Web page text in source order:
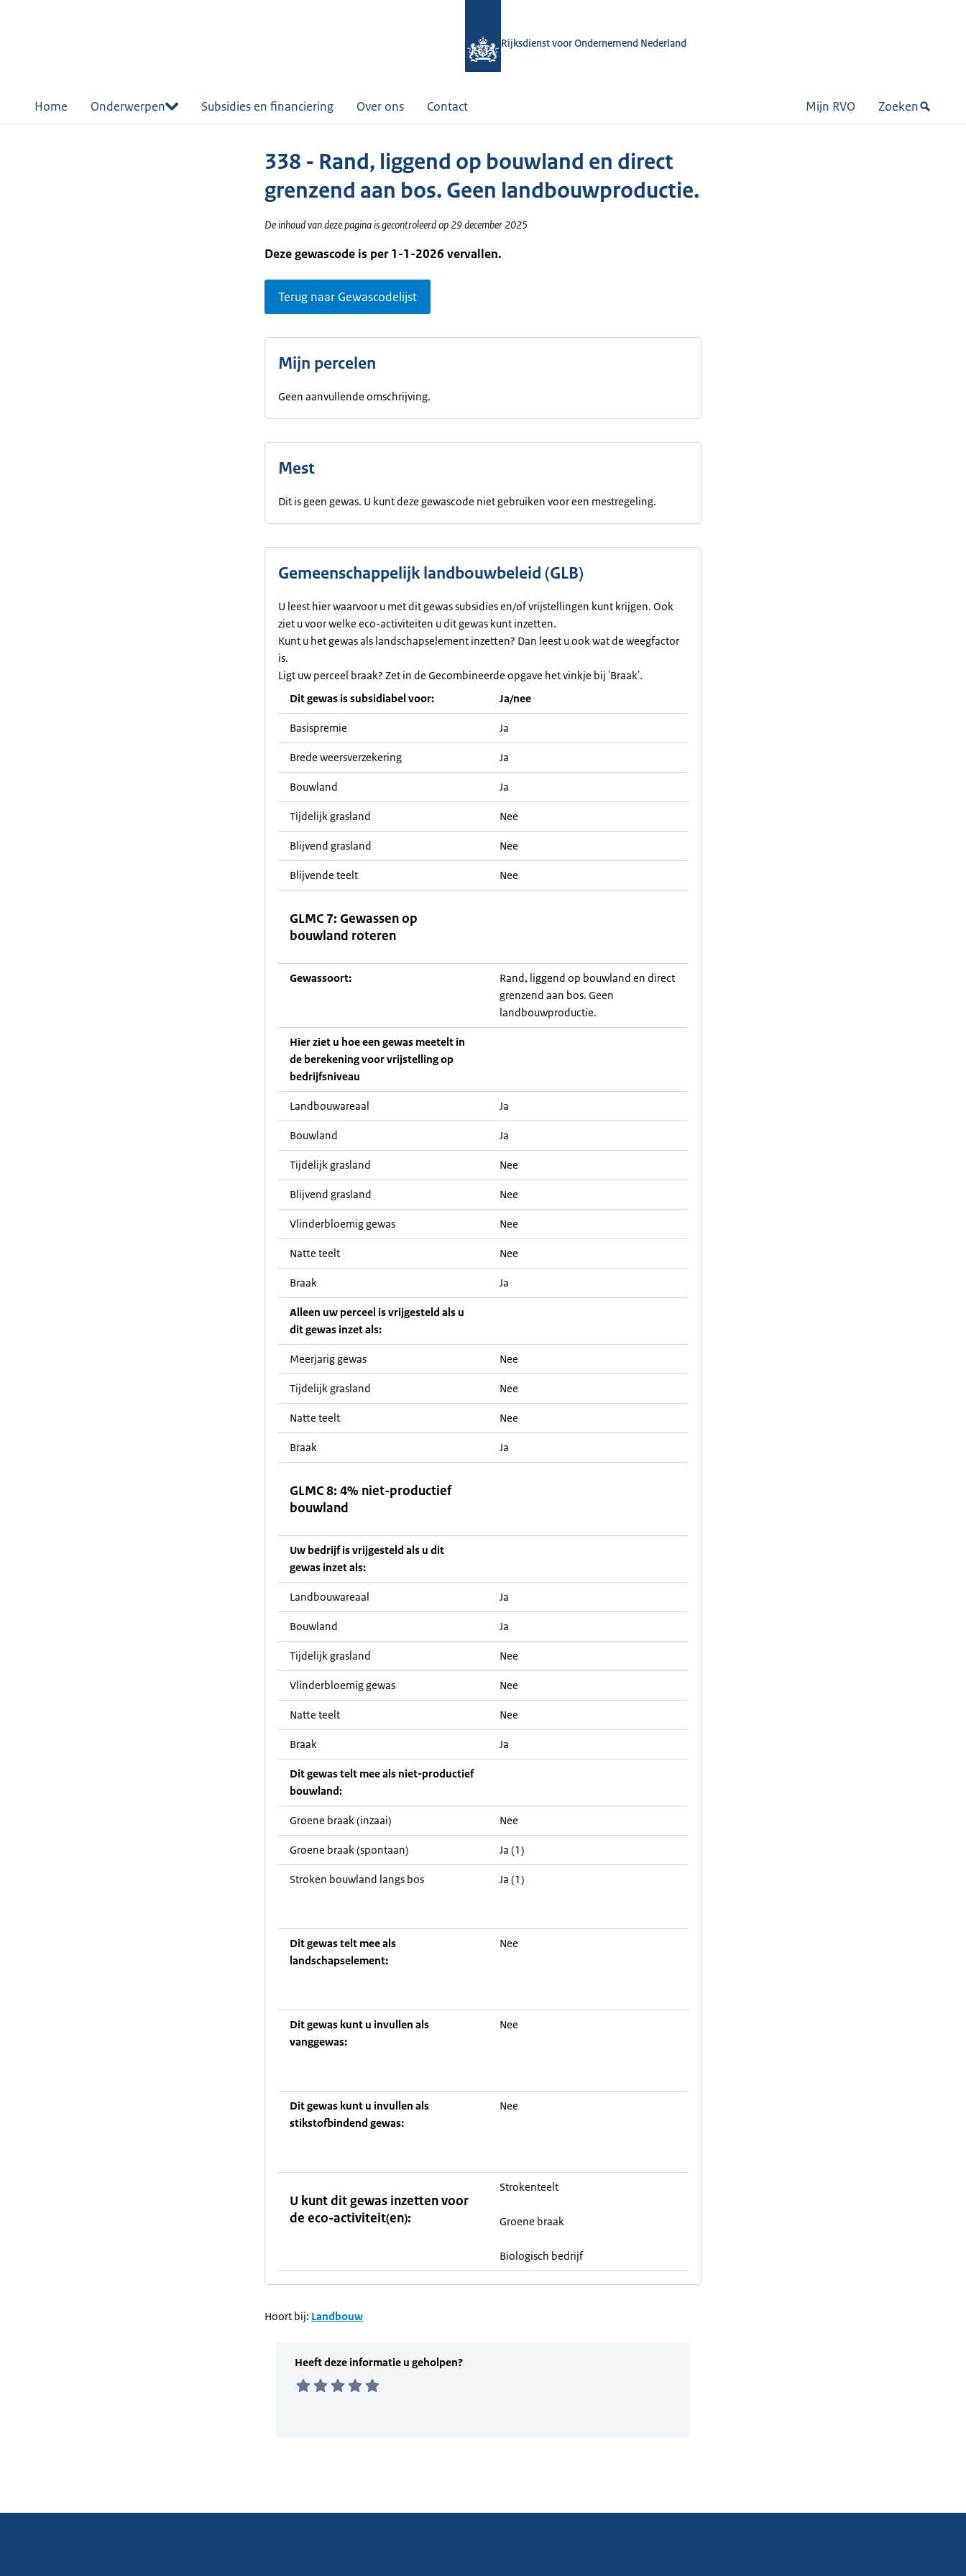
Rijksdienst voor Ondernemend Nederland
Home Onderwerpen Subsidies en financiering Over ons Contact Mijn RVO Zoeken
338 - Rand, liggend op bouwland en direct
grenzend aan bos. Geen landbouwproductie.
De inhoud van deze pagina is gecontroleerd op 29 december 2025
Deze gewascode is per 1-1-2026 vervallen.
Terug naar Gewascodelijst
Mijn percelen
Geen aanvullende omschrijving.
Mest
Dit is geen gewas. U kunt deze gewascode niet gebruiken voor een mestregeling.
Gemeenschappelijk landbouwbeleid (GLB)
U leest hier waarvoor u met dit gewas subsidies en/of vrijstellingen kunt krijgen. Ook
ziet u voor welke eco-activiteiten u dit gewas kunt inzetten.
Kunt u het gewas als landschapselement inzetten? Dan leest u ook wat de weegfactor
is.
Ligt uw perceel braak? Zet in de Gecombineerde opgave het vinkje bij 'Braak'.
Dit gewas is subsidiabel voor:
Ja/nee
Basispremie Ja
Brede weersverzekering Ja
Bouwland Ja
Tijdelijk grasland Nee
Blijvend grasland Nee
Blijvende teelt Nee
GLMC 7: Gewassen op
bouwland roteren
Gewassoort:
Rand, liggend op bouwland en direct
grenzend aan bos. Geen
landbouwproductie.
Hier ziet u hoe een gewas meetelt in
de berekening voor vrijstelling op
bedrijfsniveau
Landbouwareaal Ja
Bouwland Ja
Tijdelijk grasland Nee
Blijvend grasland Nee
Vlinderbloemig gewas Nee
Natte teelt Nee
Braak Ja
Alleen uw perceel is vrijgesteld als u
dit gewas inzet als:
Meerjarig gewas Nee
Tijdelijk grasland Nee
Natte teelt Nee
Braak Ja
GLMC 8: 4% niet-productief
bouwland
Uw bedrijf is vrijgesteld als u dit
gewas inzet als:
Landbouwareaal Ja
Bouwland Ja
Tijdelijk grasland Nee
Vlinderbloemig gewas Nee
Natte teelt Nee
Braak Ja
Dit gewas telt mee als niet-productief
bouwland:
Groene braak (inzaai) Nee
Groene braak (spontaan) Ja (1)
Stroken bouwland langs bos Ja (1)
Dit gewas telt mee als
landschapselement:
Nee
Dit gewas kunt u invullen als
vanggewas:
Nee
Dit gewas kunt u invullen als
stikstofbindend gewas:
Nee
U kunt dit gewas inzetten voor
de eco-activiteit(en):
Strokenteelt
Groene braak
Biologisch bedrijf
Hoort bij: Landbouw